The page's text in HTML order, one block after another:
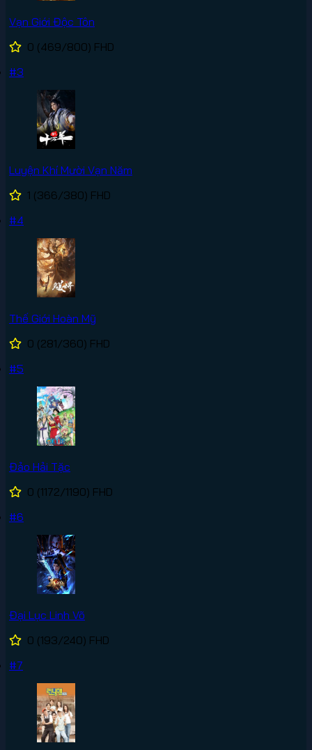
Vạn Giới Độc Tôn
0 (469/800) FHD
#3
Luyện Khí Mười Vạn Năm
1 (366/380) FHD
#4
Thế Giới Hoàn Mỹ
0 (281/360) FHD
#5
Đảo Hải Tặc
0 (1172/1190) FHD
#6
Đại Lục Linh Võ
0 (193/240) FHD
#7